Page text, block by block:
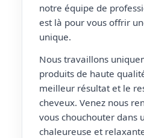
notre équipe de
est là pour vous offrir
unique.
Nous travaillons
produits de haute
meilleur résultat et le
cheveux. Venez nous
vous chouchouter dans
chaleureuse et